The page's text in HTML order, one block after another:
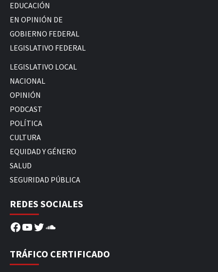
EDUCACIÓN
EN OPINIÓN DE
GOBIERNO FEDERAL
LEGISLATIVO FEDERAL
LEGISLATIVO LOCAL
NACIONAL
OPINIÓN
PODCAST
POLÍTICA
CULTURA
EQUIDAD Y GÉNERO
SALUD
SEGURIDAD PÚBLICA
REDES SOCIALES
Facebook
YouTube
Twitter
SoundCloud
TRÁFICO CERTIFICADO